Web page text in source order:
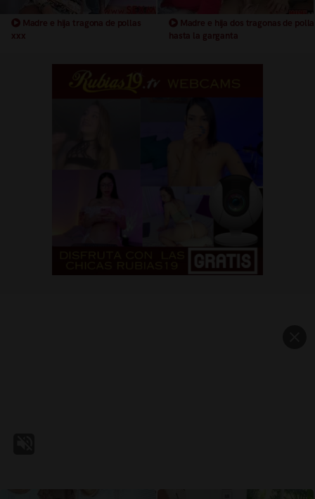
Madre e hija tragona de pollas
xxx
Madre e hija dos tragonas de polla
hasta la garganta